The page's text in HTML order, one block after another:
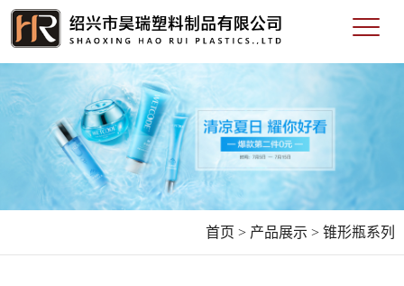
首页 > 产品展示 > 锥形瓶系列